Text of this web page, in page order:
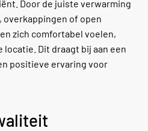
Door de juiste verwarming
of open
zich comfortabel voelen,
Dit draagt bij aan een
positieve ervaring voor